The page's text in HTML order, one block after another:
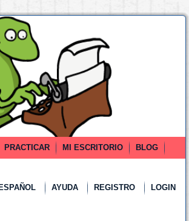
PRACTICAR MI ESCRITORIO
BLOG
AYUDA REGISTRO LOGIN